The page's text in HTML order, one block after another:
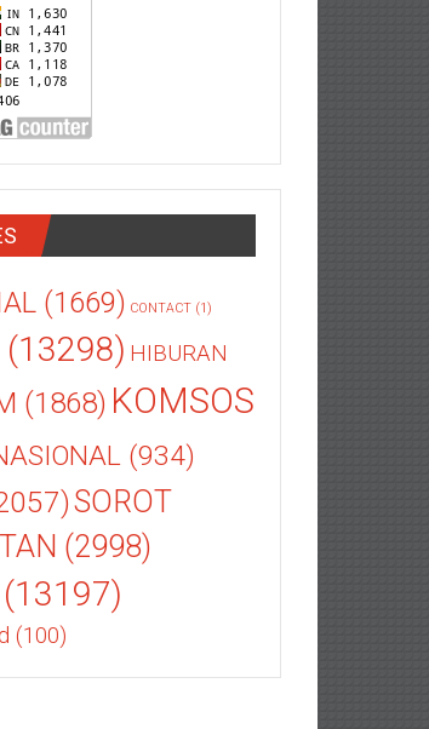
(1669) CONTACT (1)
(13298) HIBURAN
(1868) KOMSOS
(934)
SOROT
(2998)
(13197)
(100)